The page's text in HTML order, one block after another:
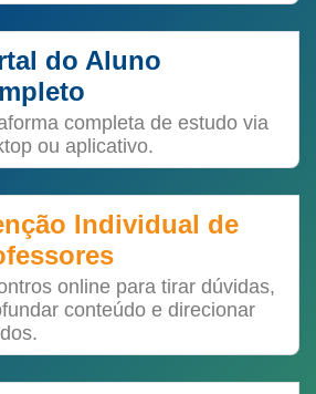
do Aluno
completa de estudo via
ou aplicativo.
Individual de
online para tirar dúvidas,
conteúdo e direcionar